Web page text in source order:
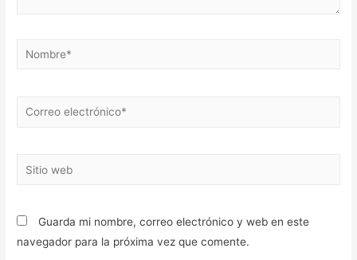
Nombre*
Correo
Sitio
Guarda mi nombre, correo electrónico y web en este
navegador para la próxima vez que comente.